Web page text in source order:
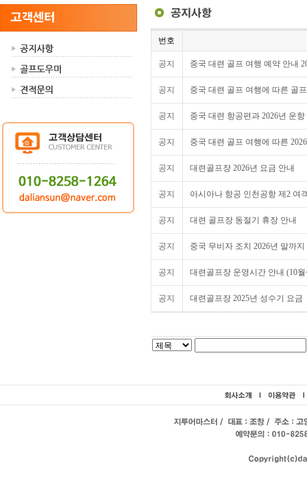
번호
공지 중국 대련 골프 여행 예약 안내
공지 중국 대련 골프 여행에 따른 골
공지 중국 대련 항공편과 2026년 운
공지 중국 대련 골프 여행에 따른
공지 대련골프장 2026년 요금 안내
공지 아시아나 항공 인천공항 제2 여
공지 대련 골프장 동절기 휴장 안내
공지 중국 무비자 조치 2026년 말까
공지 대련골프장 운영시간 안내 (10
공지 대련골프장 2025년 성수기 요금